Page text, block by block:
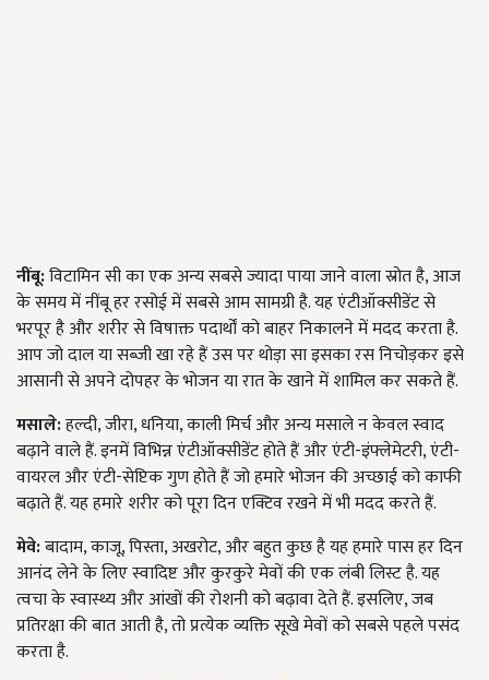
नींबू:विटामिन सी का एक अन्य सबसे ज्यादा पाया जाने वाला स्रोत है, आज
के समय में नींबू हर रसोई में सबसे आम सामग्री है. यह एंटीऑक्सीडेंट से
भरपूर है और शरीर से विषाक्त पदार्थों को बाहर निकालने में मदद करता है.
आप जो दाल या सब्जी खा रहे हैं उस पर थोड़ा सा इसका रस निचोड़कर इसे
आसानी से अपने दोपहर के भोजन या रात के खाने में शामिल कर सकते हैं.
मसाले:हल्दी, जीरा, धनिया, काली मिर्च और अन्य मसाले न केवल स्वाद
बढ़ाने वाले हैं. इनमें विभिन्न एंटीऑक्सीडेंट होते हैं और एंटी-इंफ्लेमेटरी, एंटी-
वायरल और एंटी-सेप्टिक गुण होते हैं जो हमारे भोजन की अच्छाई को काफी
बढ़ाते हैं. यह हमारे शरीर को पूरा दिन एक्टिव रखने में भी मदद करते हैं.
मेवे:बादाम, काजू, पिस्ता, अखरोट, और बहुत कुछ है यह हमारे पास हर दिन
आनंद लेने के लिए स्वादिष्ट और कुरकुरे मेवों की एक लंबी लिस्ट है. यह
त्वचा के स्वास्थ्य और आंखों की रोशनी को बढ़ावा देते हैं. इसलिए, जब
प्रतिरक्षा की बात आती है, तो प्रत्येक व्यक्ति सूखे मेवों को सबसे पहले पसंद
करता है.